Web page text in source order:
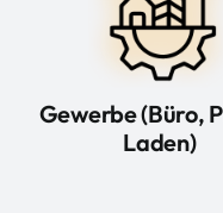
Gewerbe (Büro,
Laden)